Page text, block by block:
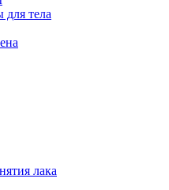
тела
лака